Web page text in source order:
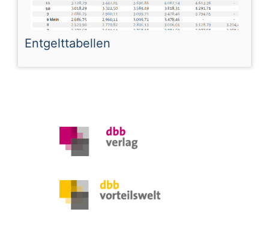
Entgelttabellen